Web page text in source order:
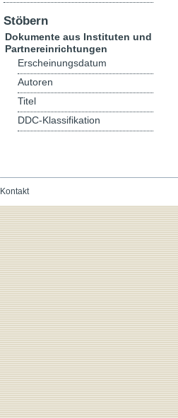
Stöbern
Dokumente aus Instituten und
Partnereinrichtungen
Erscheinungsdatum
Autoren
Titel
DDC-Klassifikation
Kontakt